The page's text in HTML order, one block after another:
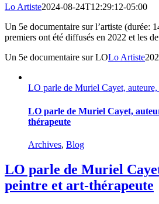
Lo Artiste2024-08-24T12:29:12-05:00
Un 5e documentaire sur l’artiste (durée:
premiers ont été diffusés en 2022 et les
Un 5e documentaire sur LOLo Artiste
LO parle de Muriel Cayet, auteure,
LO parle de Muriel Cayet,
thérapeute
Archives, Blog
LO parle de Muriel
peintre et art-thérapeute